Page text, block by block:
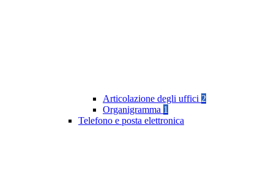
Articolazione degli uffici 2
Organigramma 1
Telefono e posta elettronica